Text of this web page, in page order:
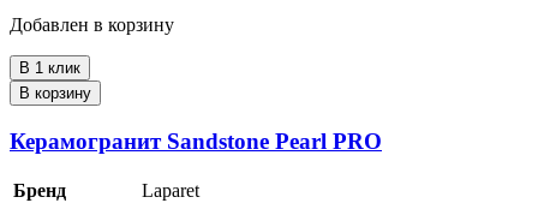
Добавлен в корзину
В 1 клик
В корзину
Керамогранит Sandstone Pearl PRO
Бренд
Laparet